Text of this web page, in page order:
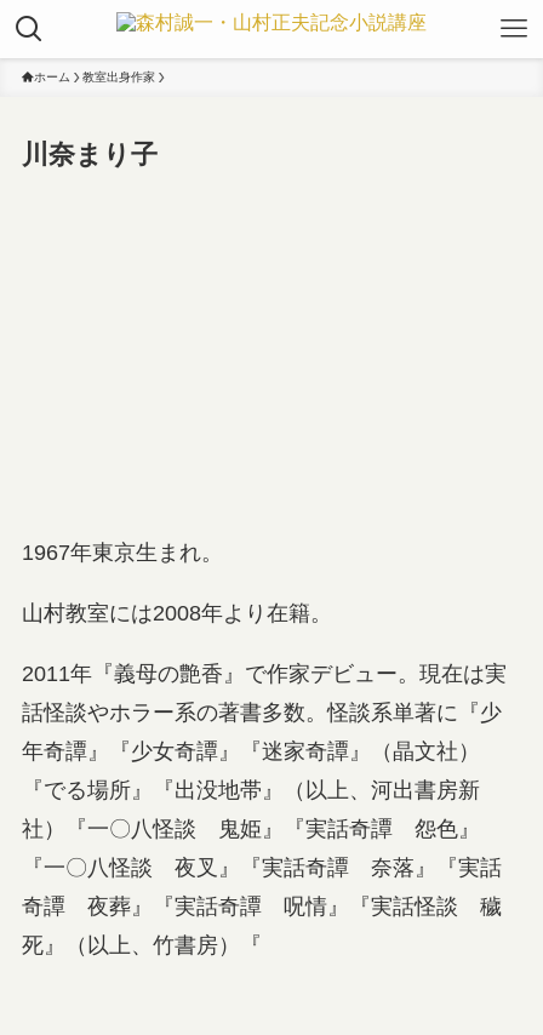
ホーム 教室出身作家
川奈まり子
1967年東京生まれ。
山村教室には2008年より在籍。
2011年『義母の艶香』で作家デビュー。現在は実
話怪談やホラー系の著書多数。怪談系単著に『少
年奇譚』『少女奇譚』『迷家奇譚』（晶文社）
『でる場所』『出没地帯』（以上、河出書房新
社）『一〇八怪談 鬼姫』『実話奇譚 怨色』
『一〇八怪談 夜叉』『実話奇譚 奈落』『実話
奇譚 夜葬』『実話奇譚 呪情』『実話怪談 穢
死』（以上、竹書房）『